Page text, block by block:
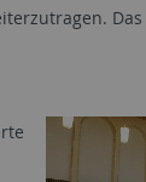
Das